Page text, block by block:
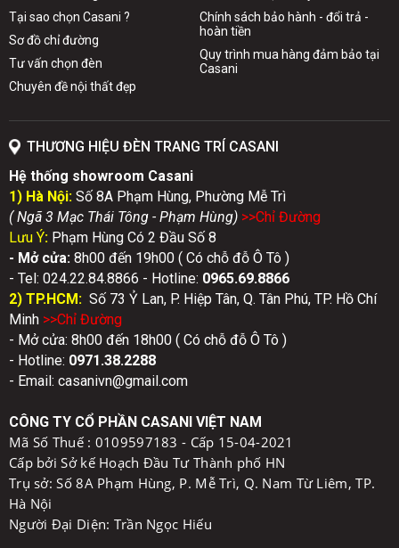
Tại sao chọn Casani ?
Sơ đồ chỉ đường
Tư vấn chọn đèn
Chuyên đề nội thất đẹp
Chính sách bảo hành - đổi trả -
hoàn tiền
Quy trình mua hàng đảm bảo tại
Casani
THƯƠNG HIỆU ĐÈN TRANG TRÍ CASANI
Hệ thống showroom Casani
1) Hà Nội: Số 8A Phạm Hùng, Phường Mễ Trì
( Ngã 3 Mạc Thái Tông - Phạm Hùng) >>Chỉ Đường
Lưu Ý: Phạm Hùng Có 2 Đầu Số 8
- Mở cửa: 8h00 đến 19h00 ( Có chỗ đỗ Ô Tô )
- Tel: 024.22.84.8866 - Hotline: 0965.69.8866
2) TP.HCM: Số 73 Ỷ Lan, P. Hiệp Tân, Q. Tân Phú, TP. Hồ Chí
Minh >>Chỉ Đường
- Mở cửa: 8h00 đến 18h00 ( Có chỗ đỗ Ô Tô )
- Hotline: 0971.38.2288
- Email: casanivn@gmail.com
CÔNG TY CỔ PHẦN CASANI VIỆT NAM
Mã Số Thuế : 0109597183 - Cấp 15-04-2021
Cấp bởi Sở kế Hoạch Đầu Tư Thành phố HN
Trụ sở: Số 8A Phạm Hùng, P. Mễ Trì, Q. Nam Từ Liêm, TP.
Hà Nội
Người Đại Diện: Trần Ngọc Hiếu